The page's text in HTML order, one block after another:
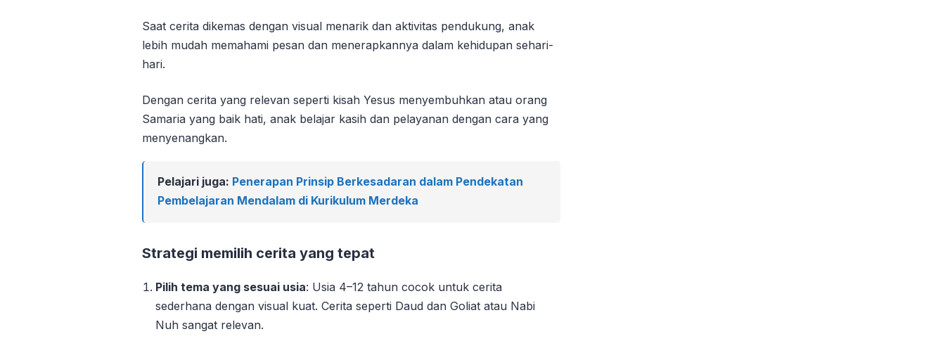
Saat cerita dikemas dengan visual menarik dan aktivitas pendukung, anak
lebih mudah memahami pesan dan menerapkannya dalam kehidupan sehari-
hari.
Dengan cerita yang relevan seperti kisah Yesus menyembuhkan atau orang
Samaria yang baik hati, anak belajar kasih dan pelayanan dengan cara yang
menyenangkan.
Pelajari juga: Penerapan Prinsip Berkesadaran dalam Pendekatan
Pembelajaran Mendalam di Kurikulum Merdeka
Strategi memilih cerita yang tepat
Pilih tema yang sesuai usia: Usia 4–12 tahun cocok untuk cerita
sederhana dengan visual kuat. Cerita seperti Daud dan Goliat atau Nabi
Nuh sangat relevan.